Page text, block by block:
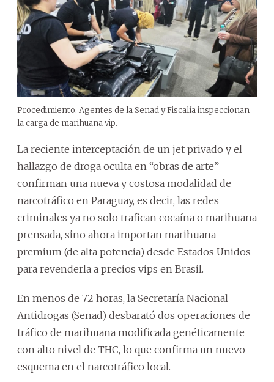
Procedimiento. Agentes de la Senad y Fiscalía inspeccionan
la carga de marihuana vip.
La reciente interceptación de un jet privado y el
hallazgo de droga oculta en “obras de arte”
confirman una nueva y costosa modalidad de
narcotráfico en Paraguay, es decir, las redes
criminales ya no solo trafican cocaína o marihuana
prensada, sino ahora importan marihuana
premium (de alta potencia) desde Estados Unidos
para revenderla a precios vips en Brasil.
En menos de 72 horas, la Secretaría Nacional
Antidrogas (Senad) desbarató dos operaciones de
tráfico de marihuana modificada genéticamente
con alto nivel de THC, lo que confirma un nuevo
esquema en el narcotráfico local.